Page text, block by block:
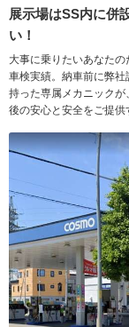
展示場はSS内に併
い！
大事に乗りたいあなた
車検実績。納車前に弊
持った専属メカニック
後の安心と安全をご提供